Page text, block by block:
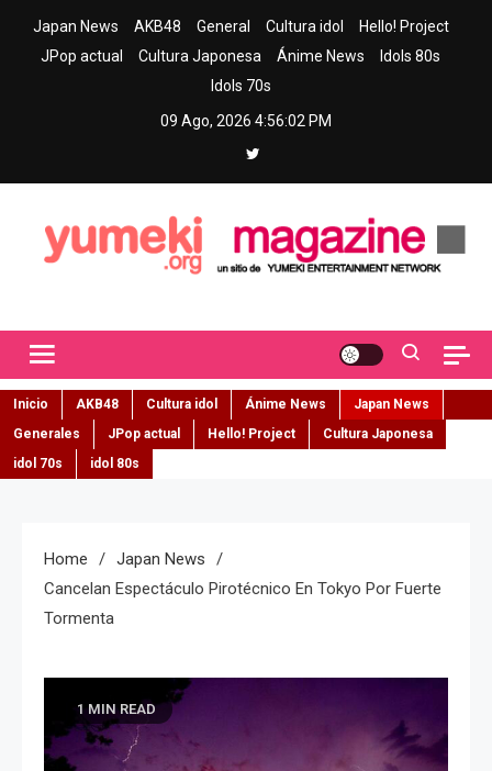
Japan News AKB48 General Cultura idol
Hello! Project
JPop actual
Cultura Japonesa Ánime News
Idols 80s
Idols 70s
09 Ago, 2026 4:56:03 PM
Inicio AKB48 Cultura idol Ánime News
Japan News
Generales
JPop actual Hello! Project
Cultura Japonesa
idol 70s
idol 80s
Home
Japan News
Cancelan Espectáculo Pirotécnico En Tokyo Por Fuerte
Tormenta
1 MIN READ